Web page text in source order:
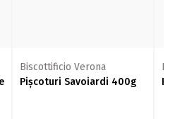
Biscottificio Verona
Pișcoturi Savoiardi 400g